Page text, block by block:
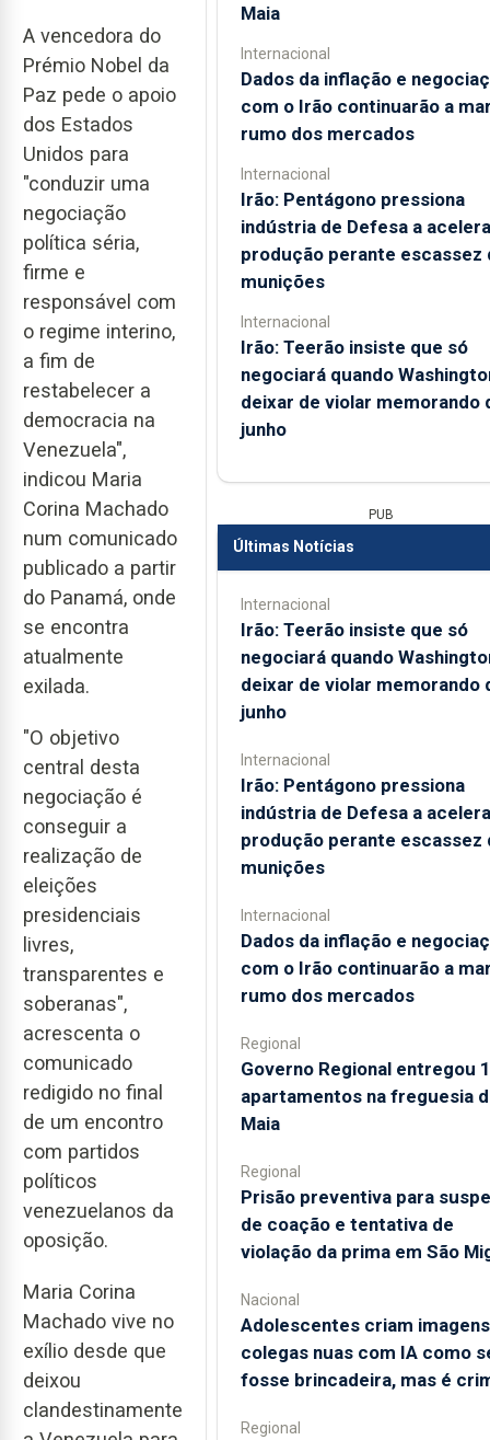
A vencedora do
Prémio Nobel da
Paz pede o apoio
dos Estados
Unidos para
"conduzir uma
negociação
política séria,
firme e
responsável com
o regime interino,
a fim de
restabelecer a
democracia na
Venezuela",
indicou Maria
Corina Machado
num comunicado
publicado a partir
do Panamá, onde
se encontra
atualmente
exilada.
"O objetivo
central desta
negociação é
conseguir a
realização de
eleições
presidenciais
livres,
transparentes e
soberanas",
acrescenta o
comunicado
redigido no final
de um encontro
com partidos
políticos
venezuelanos da
oposição.
Maria Corina
Machado vive no
exílio desde que
deixou
clandestinamente
Maia
Internacional
Dados da inflação e
com o Irão continuarão a
rumo dos mercados
Internacional
Irão: Pentágono pressiona
indústria de Defesa a
produção perante escassez
munições
Internacional
Irão: Teerão insiste que só
negociará quando
deixar de violar memorando
junho
PUB
Últimas Notícias
Internacional
Irão: Teerão insiste que só
negociará quando
deixar de violar memorando
junho
Internacional
Irão: Pentágono pressiona
indústria de Defesa a
produção perante escassez
munições
Internacional
Dados da inflação e
com o Irão continuarão a
rumo dos mercados
Regional
Governo Regional entregou
apartamentos na freguesia
Maia
Regional
Prisão preventiva para
de coação e tentativa de
violação da prima em São
Nacional
Adolescentes criam
colegas nuas com IA como
fosse brincadeira, mas é
Regional